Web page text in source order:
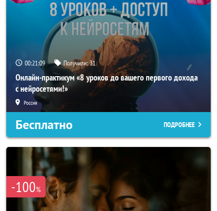
00:21:06 Получили:31
Онлайн-практикум «8 уроков до вашего первого дохода
с нейросетями!»
Россия
Бесплатно ПОДРОБНЕЕ
-100%